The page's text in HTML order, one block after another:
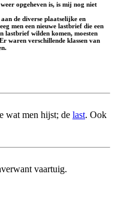
opgeheven is, is mij nog niet
de diverse plaatselijke en
men een nieuwe lastbrief die een
lastbrief wilden komen, moesten
waren verschillende klassen van
wat men hijst; de last. Ook
vaartuig.